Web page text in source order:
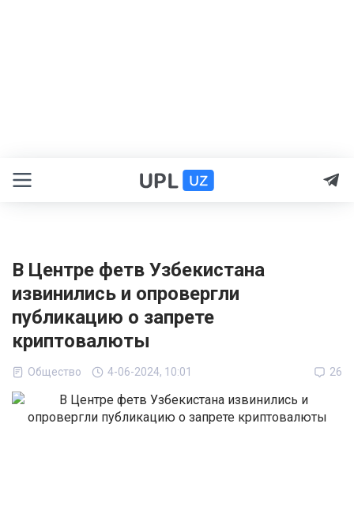
В Центре фетв Узбекистана
извинились и опровергли
публикацию о запрете
криптовалюты
Общество 4-06-2024, 10:01 26